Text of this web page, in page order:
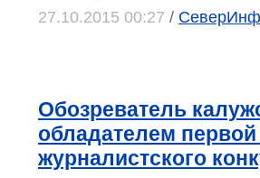
27.10.2015 00:27 /
Обозреватель
обладателем
журналистского